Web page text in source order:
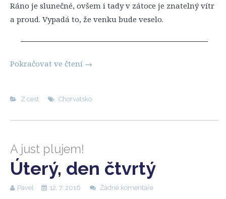
Ráno je slunečné, ovšem i tady v zátoce je znatelný vítr
a proud. Vypadá to, že venku bude veselo.
Pokračovat ve čtení →
Z cest Chorvatsko
A just plujem!
Úterý, den čtvrtý
Pavel 12. 7. 2016 Žádné komentáře